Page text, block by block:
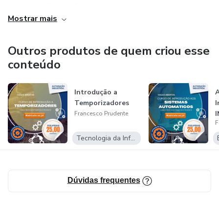
processos de fabricação e reduzir ao máximo o esforço
humano na cadeia de valor.
Mostrar mais
Outros produtos de quem criou esse
conteúdo
Introdução a
Temporizadores
Francesco Prudente
Tecnologia da Informação
Dúvidas frequentes